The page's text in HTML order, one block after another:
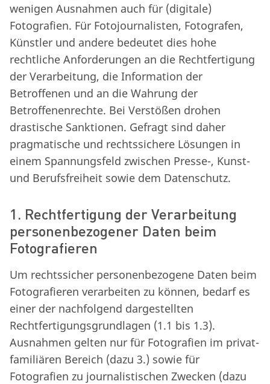
wenigen Ausnahmen auch für (digitale)
Fotografien. Für Fotojournalisten, Fotografen,
Künstler und andere bedeutet dies hohe
rechtliche Anforderungen an die Rechtfertigung
der Verarbeitung, die Information der
Betroffenen und an die Wahrung der
Betroffenenrechte. Bei Verstößen drohen
drastische Sanktionen. Gefragt sind daher
pragmatische und rechtssichere Lösungen in
einem Spannungsfeld zwischen Presse-, Kunst-
und Berufsfreiheit sowie dem Datenschutz.
1. Rechtfertigung der Verarbeitung
personenbezogener Daten beim
Fotografieren
Um rechtssicher personenbezogene Daten beim
Fotografieren verarbeiten zu können, bedarf es
einer der nachfolgend dargestellten
Rechtfertigungsgrundlagen (1.1 bis 1.3).
Ausnahmen gelten nur für Fotografien im privat-
familiären Bereich (dazu 3.) sowie für
Fotografien zu journalistischen Zwecken (dazu